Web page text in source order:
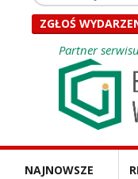
ZGŁOŚ
Partner
NAJNOWSZE